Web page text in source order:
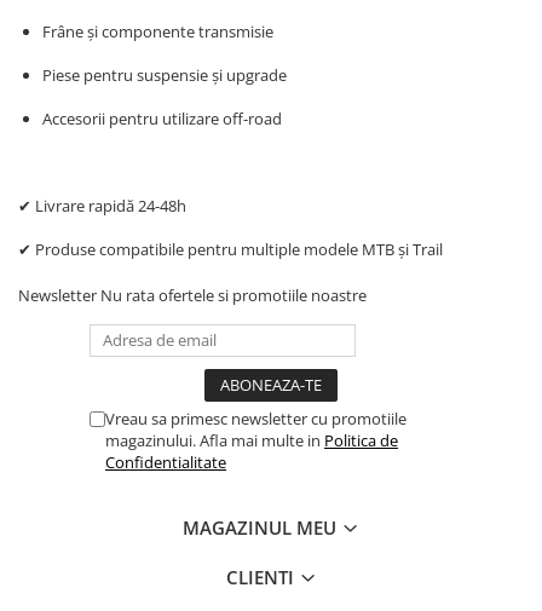
Frâne și componente transmisie
Piese pentru suspensie și upgrade
Accesorii pentru utilizare off-road
✔ Livrare rapidă 24-48h
✔ Produse compatibile pentru multiple modele MTB și Trail
Newsletter Nu rata ofertele si promotiile noastre
Vreau sa primesc newsletter cu promotiile
magazinului. Afla mai multe in Politica de
Confidentialitate
MAGAZINUL MEU
CLIENTI